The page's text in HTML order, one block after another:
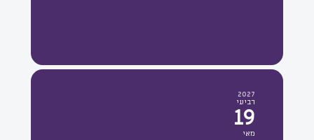
2027
רביעי
19
מאי